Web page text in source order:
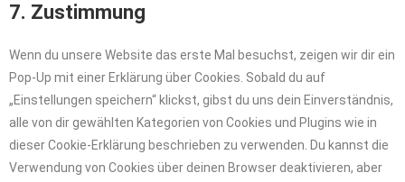
7. Zustimmung
Wenn du unsere Website das erste Mal besuchst, zeigen wir dir ein
Pop-Up mit einer Erklärung über Cookies. Sobald du auf
„Einstellungen speichern“ klickst, gibst du uns dein Einverständnis,
alle von dir gewählten Kategorien von Cookies und Plugins wie in
dieser Cookie-Erklärung beschrieben zu verwenden. Du kannst die
Verwendung von Cookies über deinen Browser deaktivieren, aber